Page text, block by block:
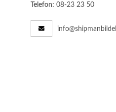
Telefon: 08-23 23 50